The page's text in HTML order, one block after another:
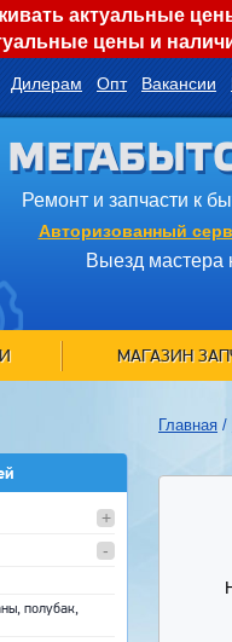
актуальные
цены и
Дилерам Опт Вакансии
Ремонт и запчасти к
Авторизованный
Выезд мастера
МАГАЗИН
полубак,
Главная /